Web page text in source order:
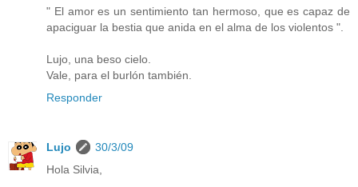
" El amor es un sentimiento tan hermoso, que es capaz de
apaciguar la bestia que anida en el alma de los violentos ".
Lujo, una beso cielo.
Vale, para el burlón también.
Responder
Lujo
30/3/09
Hola Silvia,